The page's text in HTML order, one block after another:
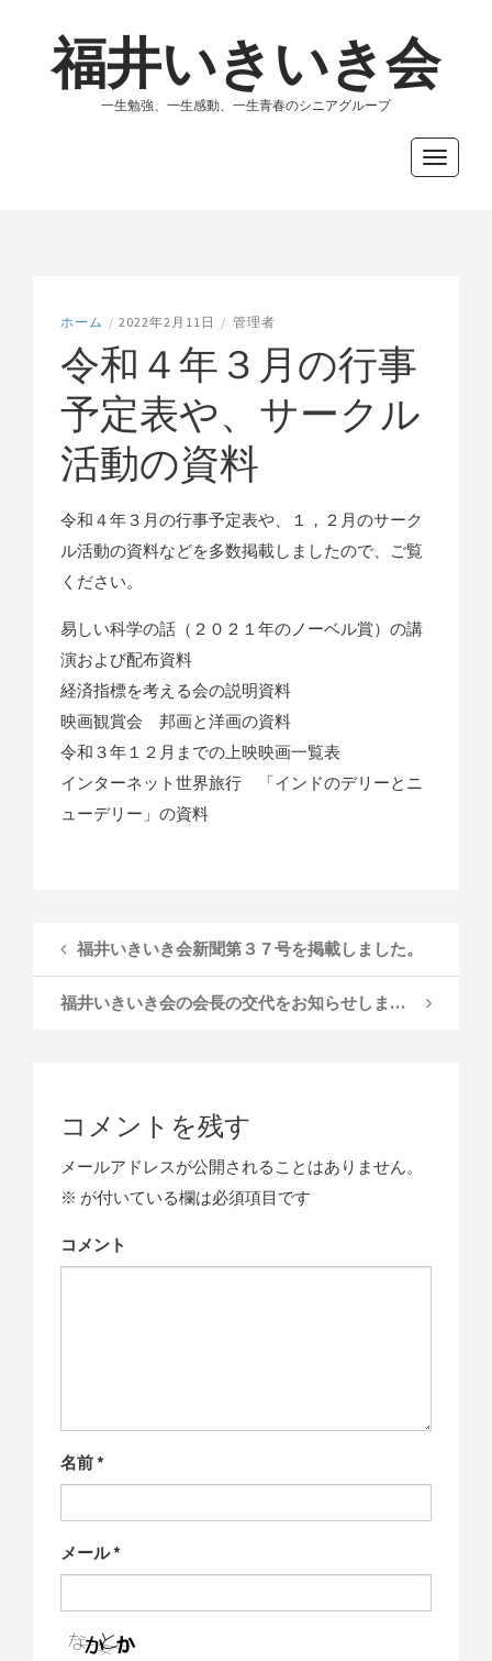
福井いきいき会
一生勉強、一生感動、一生青春のシニアグループ
Toggle
ホーム / 2022年2月11日 / 管理者
令和４年３月の行事
予定表や、サークル
活動の資料
令和４年３月の行事予定表や、１，２月のサーク
ル活動の資料などを多数掲載しましたので、ご覧
ください。
易しい科学の話（２０２１年のノーベル賞）の講
演および配布資料
経済指標を考える会の説明資料
映画観賞会 邦画と洋画の資料
令和３年１２月までの上映映画一覧表
インターネット世界旅行 「インドのデリーとニ
ューデリー」の資料
福井いきいき会新聞第３７号を掲載しました。
福井いきいき会の会長の交代をお知らせします。
コメントを残す
メールアドレスが公開されることはありません。
※ が付いている欄は必須項目です
コメント
名前*
メール*